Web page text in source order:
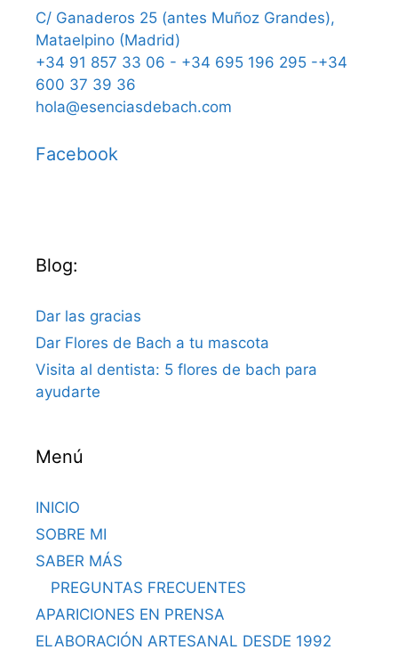
C/ Ganaderos 25 (antes Muñoz Grandes),
Mataelpino (Madrid)
+34 91 857 33 06 - +34 695 196 295 -+34
600 37 39 36
hola@esenciasdebach.com
Facebook
Blog:
Dar las gracias
Dar Flores de Bach a tu mascota
Visita al dentista: 5 flores de bach para
ayudarte
Menú
INICIO
SOBRE MI
SABER MÁS
PREGUNTAS FRECUENTES
APARICIONES EN PRENSA
ELABORACIÓN ARTESANAL DESDE 1992